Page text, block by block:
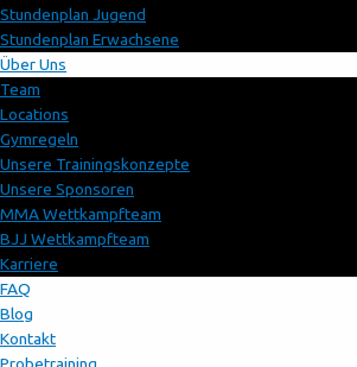
Stundenplan Jugend
Stundenplan Erwachsene
Über Uns
Team
Locations
Gymregeln
Unsere Trainingskonzepte
Unsere Sponsoren
MMA Wettkampfteam
BJJ Wettkampfteam
Karriere
FAQ
Blog
Kontakt